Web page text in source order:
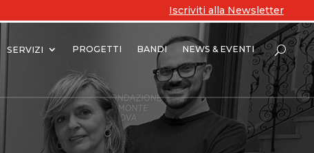
Iscriviti alla Newsletter
SERVIZI PROGETTI BANDI NEWS & EVENTI